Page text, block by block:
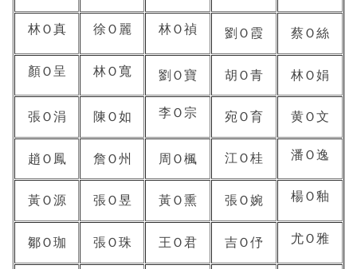
林Ｏ真 徐Ｏ麗 林Ｏ禎 劉Ｏ霞 蔡Ｏ絲
顏Ｏ呈 林Ｏ寬 劉Ｏ寶 胡Ｏ青 林Ｏ娟
張Ｏ涓 陳Ｏ如 李Ｏ宗 宛Ｏ育 黄Ｏ文
趙Ｏ鳳 詹Ｏ州 周Ｏ楓 江Ｏ桂 潘Ｏ逸
黃Ｏ源 張Ｏ昱 黃Ｏ熏 張Ｏ婉 楊Ｏ釉
鄒Ｏ珈 張Ｏ珠 王Ｏ君 吉Ｏ伃 尤Ｏ雅